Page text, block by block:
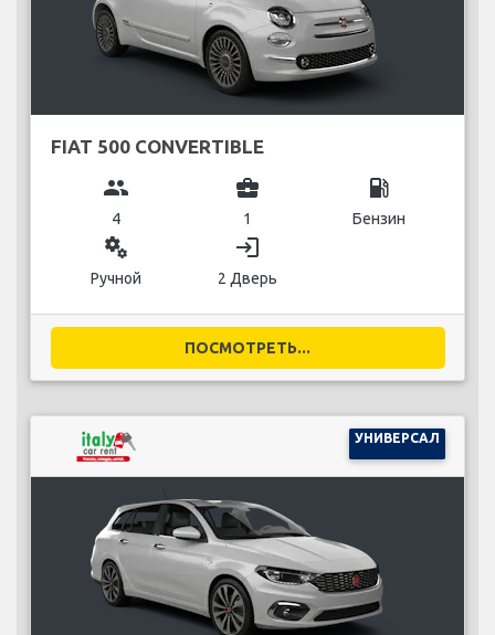
FIAT 500 CONVERTIBLE
group
4
business_center
1
local_gas_station
Бензин
miscellaneous_services
Ручной
login
2 Дверь
ПОСМОТРЕТЬ...
УНИВЕРСАЛ